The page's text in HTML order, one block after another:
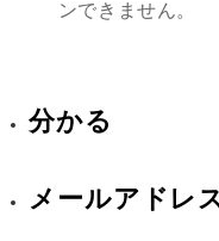
ンできません。
分かる
メールアドレ